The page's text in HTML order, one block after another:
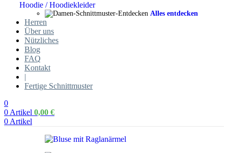
Hoodie / Hoodiekleider
Alles entdecken
Herren
Über uns
Nützliches
Blog
FAQ
Kontakt
|
Fertige Schnittmuster
0
0 Artikel 0,00 €
0 Artikel